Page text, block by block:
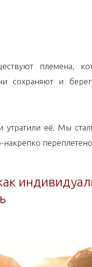
племена,
сохраняют и
её. Мы